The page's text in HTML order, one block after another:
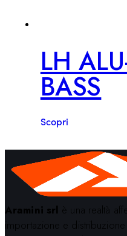
LH
BASS
Scopri
Aramini srl è una realtà
importazione e